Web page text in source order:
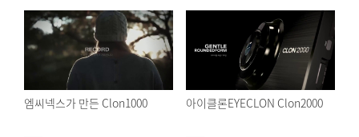
엠씨넥스가 만든 Clon1000 아이클론EYECLON Clon2000